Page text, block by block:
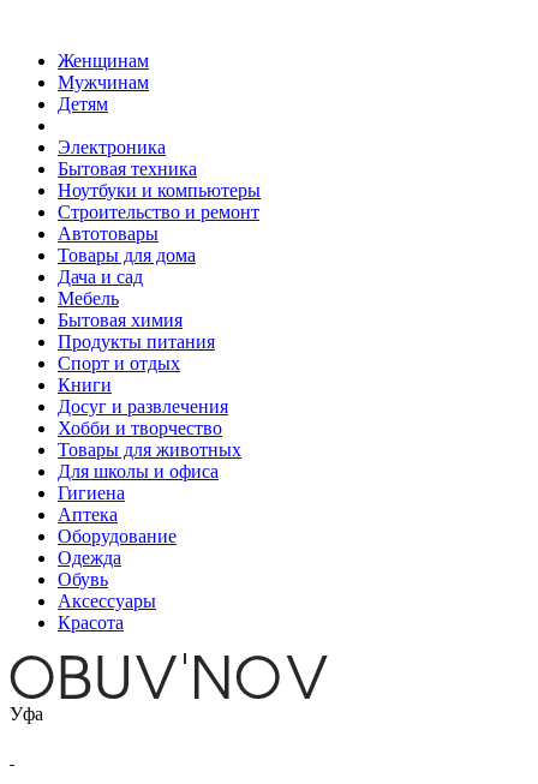
Женщинам
Мужчинам
Детям
Электроника
Бытовая техника
Ноутбуки и компьютеры
Строительство и ремонт
Автотовары
Товары для дома
Дача и сад
Мебель
Бытовая химия
Продукты питания
Спорт и отдых
Книги
Досуг и развлечения
Хобби и творчество
Товары для животных
Для школы и офиса
Гигиена
Аптека
Оборудование
Одежда
Обувь
Аксессуары
Красота
Уфа